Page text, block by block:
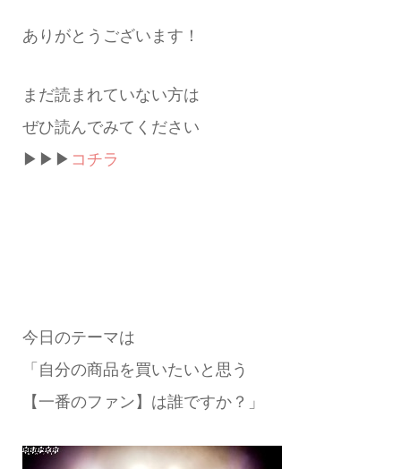
ありがとうございます！
まだ読まれていない方は
ぜひ読んでみてください
▶▶▶ コチラ
今日のテーマは
「自分の商品を買いたいと思う
【一番のファン】は誰ですか？」